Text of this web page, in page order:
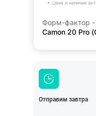
Цена и наличие
Форм-фактор -
Camon 20 Pro
Отправим завтра